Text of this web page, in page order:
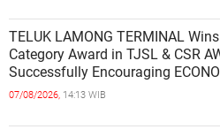
TELUK LAMONG TERMINAL
Category Award in TJSL & CSR
Successfully Encouraging
INDEPENDENCE OF COASTAL
07/08/2026, 14:13 WIB